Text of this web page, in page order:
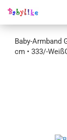
Baby-Armband
cm • 333/-